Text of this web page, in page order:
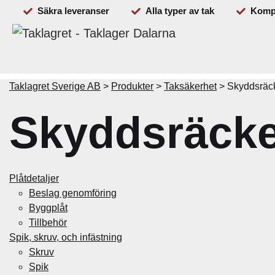
Säkra leveranser Alla typer av tak
Plåtdetaljer Spik & skruv
Taklagret Sverige AB > Produkter > Taksäkerhet>
Plåtdetaljer
Beslag genomföring
Byggplåt
Tillbehör
Spik, skruv, och infästning
Skruv
Spik